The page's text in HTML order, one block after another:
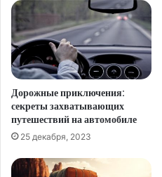
Дорожные приключения:
секреты захватывающих
путешествий на автомобиле
25 декабря, 2023